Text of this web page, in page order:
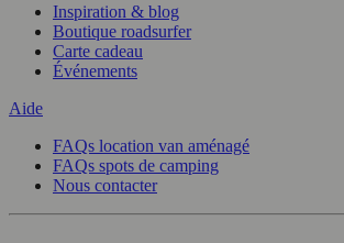
Inspiration & blog
Boutique roadsurfer
Carte cadeau
Événements
Aide
FAQs location van aménagé
FAQs spots de camping
Nous contacter